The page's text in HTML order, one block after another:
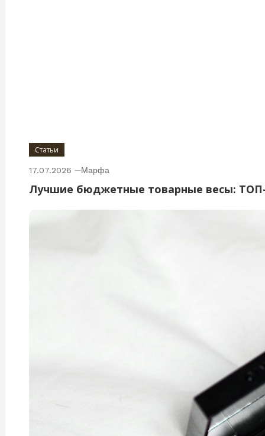
Статьи
17.07.2026 Марфа
Лучшие бюджетные товарные весы: